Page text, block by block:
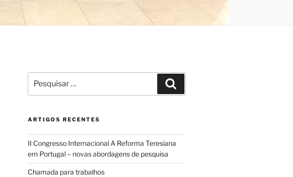
por:
ARTIGOS RECENTES
II Congresso Internacional A Reforma Teresiana
em Portugal – novas abordagens de pesquisa
Chamada para trabalhos